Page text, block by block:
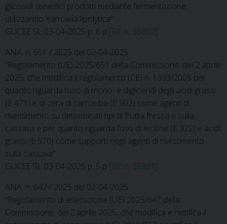
glicosidi steviolici prodotti mediante fermentazione
utilizzando Yarrowia lipolytica”
GUCEE SL 03-04-2025 p. 6 p [Rif. n. 56892]
ANA. n. 651 / 2025 del 02-04-2025
“Regolamento (UE) 2025/651 della Commissione, del 2 aprile
2025, che modifica il regolamento (CE) n. 1333/2008 per
quanto riguarda l’uso di mono- e digliceridi degli acidi grassi
(E 471) e di cera di carnauba (E 903) come agenti di
rivestimento su determinati tipi di frutta fresca e sulla
cassava e per quanto riguarda l’uso di lecitine (E 322) e acidi
grassi (E 570) come supporti negli agenti di rivestimento
sulla cassava”
GUCEE SL 03-04-2025 p. 5 p [Rif. n. 56891]
ANA. n. 647 / 2025 del 02-04-2025
“Regolamento di esecuzione (UE) 2025/647 della
Commissione, del 2 aprile 2025, che modifica e rettifica il